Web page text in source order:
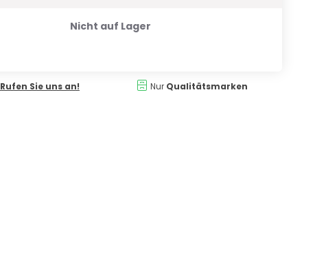
Nicht auf Lager
Rufen Sie uns an! Nur Qualitätsmarken